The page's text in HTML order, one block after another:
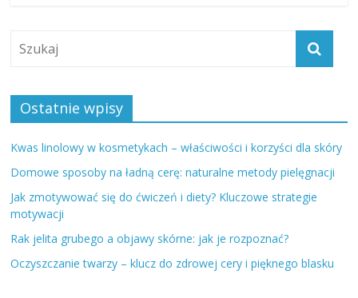
Ostatnie wpisy
Kwas linolowy w kosmetykach – właściwości i korzyści dla skóry
Domowe sposoby na ładną cerę: naturalne metody pielęgnacji
Jak zmotywować się do ćwiczeń i diety? Kluczowe strategie
motywacji
Rak jelita grubego a objawy skórne: jak je rozpoznać?
Oczyszczanie twarzy – klucz do zdrowej cery i pięknego blasku